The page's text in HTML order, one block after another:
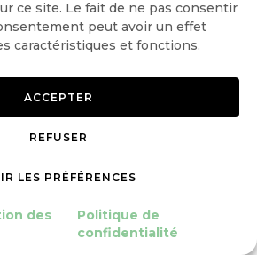
ce site. Le fait de ne pas consentir
peut avoir un effet
caractéristiques et fonctions.
ACCEPTER
REFUSER
LES PRÉFÉRENCES
des
Politique de
confidentialité
ses préférences en matière
le questionnaire de
KYC[Note de la
Know your customers,
français, connaissez vos
sa connaissance des
et de son appétence aux
Aurélie Baudhuin de chez